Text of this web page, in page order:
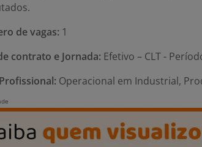
de vagas: 1
contrato e Jornada: Efetivo – CLT -
Operacional em Industrial,